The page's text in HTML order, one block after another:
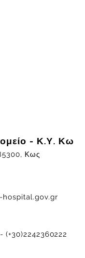
- Κ.Υ. Κω
Κως
hospital.gov.gr
- (+30)2242360222